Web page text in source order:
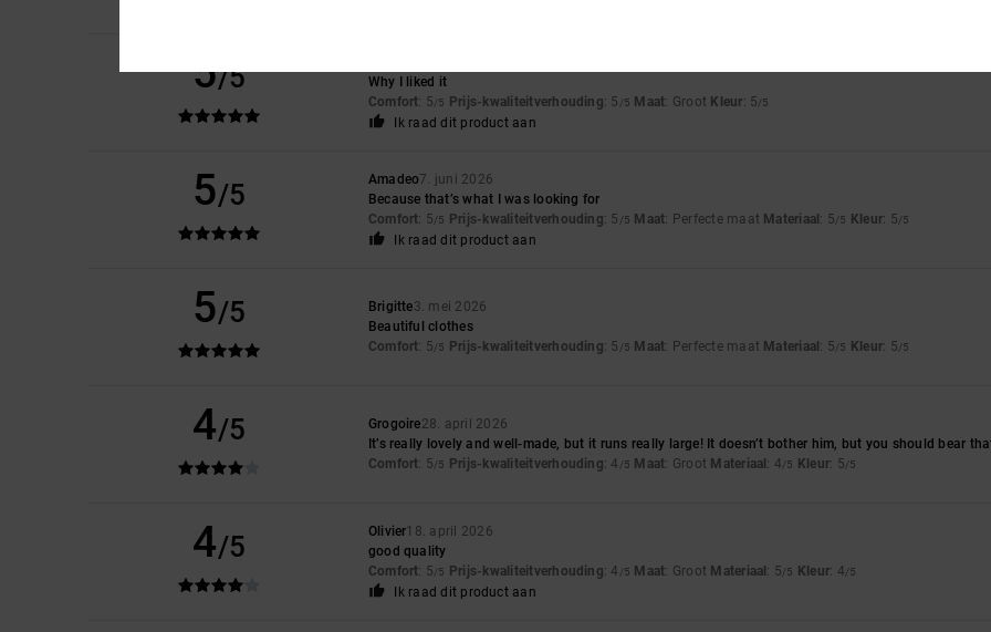
5/5
Why I liked it
Comfort: 5/5 Prijs-kwaliteitverhouding: 5 /5 Maat: Groot Kleur: 5/5
Ik raad dit product aan
5/5 Amadeo7. juni 2026
Because that’s what I was looking for
Comfort: 5/5 Prijs-kwaliteitverhouding: 5 /5 Maat: Perfecte maat Materiaal : 5/5 Kleur: 5/5
Ik raad dit product aan
5/5 Brigitte3. mei 2026
Beautiful clothes
Comfort: 5/5 Prijs-kwaliteitverhouding: 5 /5 Maat: Perfecte maat Materiaal : 5/5 Kleur: 5/5
4/5 Grogoire28. april 2026
It’s really lovely and well-made, but it runs really large! It doesn’t bother him, but you should bear
Comfort: 5/5 Prijs-kwaliteitverhouding: 4 /5 Maat: Groot Materiaal : 4/5 Kleur: 5/5
4/5 Olivier18. april 2026
good quality
Comfort: 5/5 Prijs-kwaliteitverhouding: 4 /5 Maat: Groot Materiaal : 5/5 Kleur: 4/5
Ik raad dit product aan